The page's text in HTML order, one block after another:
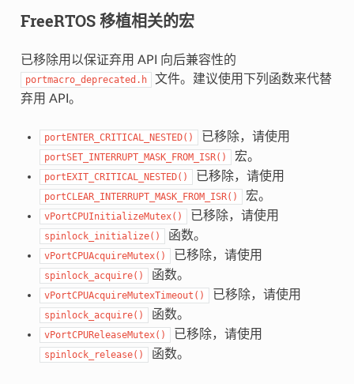
FreeRTOS 移植相关的宏
已移除用以保证弃用 API 向后兼容性的
portmacro_deprecated.h
文件。建议使用下列函数来代替
弃用 API。
portENTER_CRITICAL_NESTED() 已移除，请使用
portSET_INTERRUPT_MASK_FROM_ISR() 宏。
portEXIT_CRITICAL_NESTED() 已移除，请使用
portCLEAR_INTERRUPT_MASK_FROM_ISR() 宏。
vPortCPUInitializeMutex() 已移除，请使用
spinlock_initialize() 函数。
vPortCPUAcquireMutex() 已移除，请使用
spinlock_acquire() 函数。
vPortCPUAcquireMutexTimeout() 已移除，请使用
spinlock_acquire() 函数。
vPortCPUReleaseMutex() 已移除，请使用
spinlock_release() 函数。